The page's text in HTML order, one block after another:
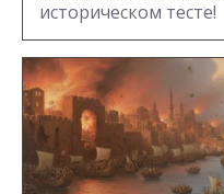
историческом тесте!